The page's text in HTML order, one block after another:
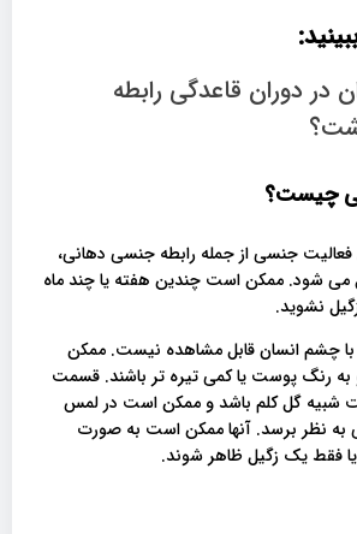
در دوران قاعدگی رابطه
چیست؟
فعالیت جنسی از جمله رابطه جنسی دهانی،
می شود. ممکن است چندین هفته یا چند ماه
نشوید.
با چشم انسان قابل مشاهده نیست. ممکن
رنگ پوست یا کمی تیره تر باشند. قسمت
شبیه گل کلم باشد و ممکن است در لمس
به نظر برسد. آنها ممکن است به صورت
فقط یک زگیل ظاهر شوند.